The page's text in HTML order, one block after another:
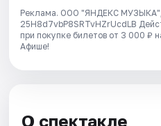
Реклама. ООО "ЯНДЕКС
25H8d7vbP8SRTvHZrUcdLB
при покупке билетов от 3 000 ₽
Афише!
О спектакле